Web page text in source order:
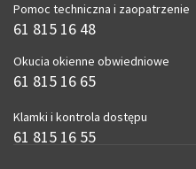
Pomoc techniczna i zaopatrzenie
61 815 16 48
Okucia okienne obwiedniowe
61 815 16 65
Klamki i kontrola dostępu
61 815 16 55